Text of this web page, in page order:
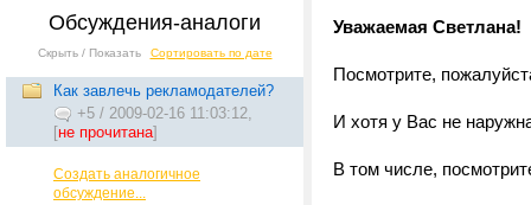
Обсуждения-аналоги
Скрыть / Показать Сортировать по дате
Как завлечь рекламодателей?
+5 / 2009-02-16 11:03:12,
[не прочитана]
Создать аналогичное
обсуждение...
Уважаемая Светлана!
Посмотрите,
И хотя у Вас не
В том числе,